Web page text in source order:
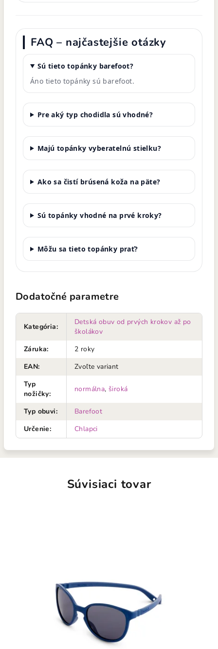
FAQ – najčastejšie otázky
Sú tieto topánky barefoot?
Áno tieto topánky sú barefoot.
Pre aký typ chodidla sú vhodné?
Majú topánky vyberatelnú stielku?
Ako sa čistí brúsená koža na päte?
Sú topánky vhodné na prvé kroky?
Môžu sa tieto topánky prať?
Dodatočné parametre
Kategória:
Detská obuv od prvých krokov až po
školákov
Záruka:
2 roky
EAN:
Zvoľte variant
Typ
nožičky:
normálna, široká
Typ obuvi:
Barefoot
Určenie: Chlapci
Súvisiaci tovar